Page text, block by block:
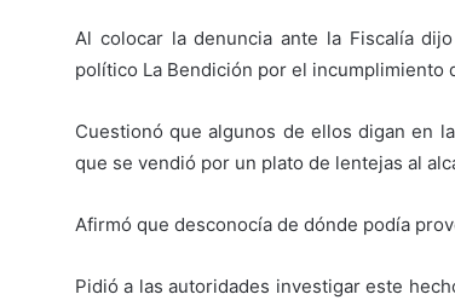
Al colocar la denuncia ante la Fiscalía
político La Bendición por el incumplimiento
Cuestionó que algunos de ellos digan en
que se vendió por un plato de lentejas al
Afirmó que desconocía de dónde podía
Pidió a las autoridades investigar este